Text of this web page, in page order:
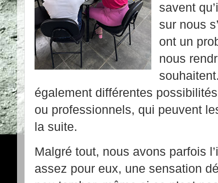
savent
sur nous
ont un
nous
également différentes
ou professionnels, qui peuvent
la suite.
Malgré tout, nous avons parfois
assez pour eux, une sensation